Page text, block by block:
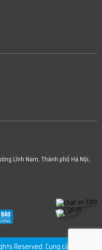
Lĩnh Nam, Thành phố Hà Nội,
Reserved. Cung cấp bởi